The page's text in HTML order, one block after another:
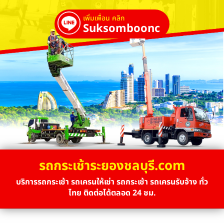
เพิ่มเพื่อน คลิก
Suksombooncrane
รถกระเช้าระยองชลบุรี.com
บริการรถกระเช้า รถเครนให้เช่า รถกระเช้า รถเครนรับจ้าง ทั่ว
ไทย ติดต่อได้ตลอด 24 ชม.